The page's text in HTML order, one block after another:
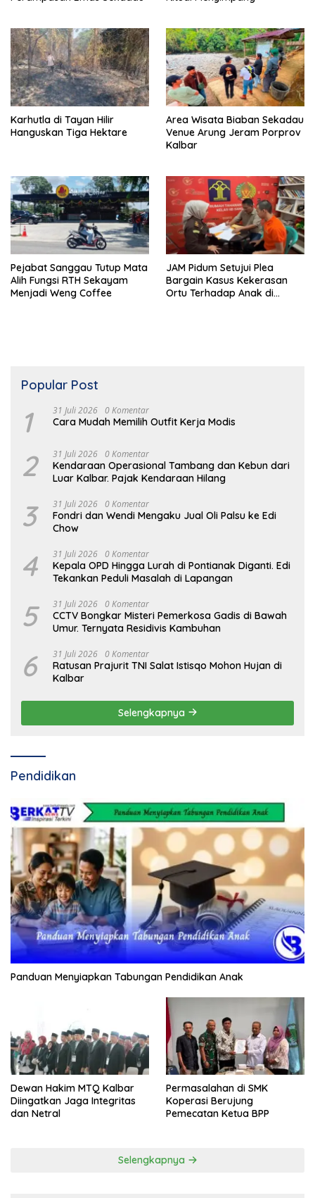
Karhutla di Tayan Hilir
Hanguskan Tiga Hektare
Area Wisata Biaban Sekadau
Venue Arung Jeram Porprov
Kalbar
Pejabat Sanggau Tutup Mata
Alih Fungsi RTH Sekayam
Menjadi Weng Coffee
JAM Pidum Setujui Plea
Bargain Kasus Kekerasan
Ortu Terhadap Anak di
Popular Post
1 31 Juli 2026 0 Komentar
Cara Mudah Memilih Outfit Kerja Modis
2 31 Juli 2026 0 Komentar
Kendaraan Operasional Tambang dan Kebun dari
Luar Kalbar. Pajak Kendaraan Hilang
3 31 Juli 2026 0 Komentar
Fondri dan Wendi Mengaku Jual Oli Palsu ke Edi
Chow
4 31 Juli 2026 0 Komentar
Kepala OPD Hingga Lurah di Pontianak Diganti. Edi
Tekankan Peduli Masalah di Lapangan
5 31 Juli 2026 0 Komentar
CCTV Bongkar Misteri Pemerkosa Gadis di Bawah
Umur. Ternyata Residivis Kambuhan
6 31 Juli 2026 0 Komentar
Ratusan Prajurit TNI Salat Istisqo Mohon Hujan di
Kalbar
Selengkapnya
Pendidikan
Panduan Menyiapkan Tabungan Pendidikan Anak
Dewan Hakim MTQ Kalbar
Diingatkan Jaga Integritas
dan Netral
Permasalahan di SMK
Koperasi Berujung
Pemecatan Ketua BPP
Selengkapnya